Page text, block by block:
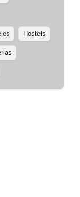
Hostels